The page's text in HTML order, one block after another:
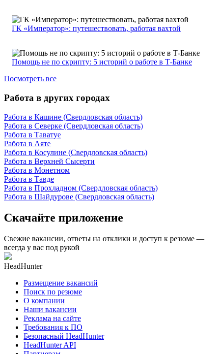
ГК «Император»: путешествовать, работая вахтой
Помощь не по скрипту: 5 историй о работе в Т-Банке
Посмотреть все
Работа в других городах
Работа в Кашине (Свердловская область)
Работа в Северке (Свердловская область)
Работа в Таватуе
Работа в Аяте
Работа в Косулине (Свердловская область)
Работа в Верхней Сысерти
Работа в Монетном
Работа в Тавде
Работа в Прохладном (Свердловская область)
Работа в Шайдурове (Свердловская область)
Скачайте приложение
Свежие вакансии, ответы на отклики и доступ к резюме —
всегда у вас под рукой
HeadHunter
Размещение вакансий
Поиск по резюме
О компании
Наши вакансии
Реклама на сайте
Требования к ПО
Безопасный HeadHunter
HeadHunter API